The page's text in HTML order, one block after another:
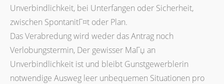
Unverbindlichkeit, bei Unterfangen oder Sicherheit,
zwischen SpontanitГ¤t oder Plan.
Das Verabredung wird weder das Antrag noch
Verlobungstermin, Der gewisser MaГџ an
Unverbindlichkeit ist und bleibt Gunstgewerblerin
notwendige Ausweg leer unbequemen Situationen pro